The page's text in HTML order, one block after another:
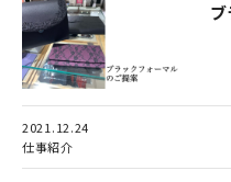
2021.12.24
仕事紹介